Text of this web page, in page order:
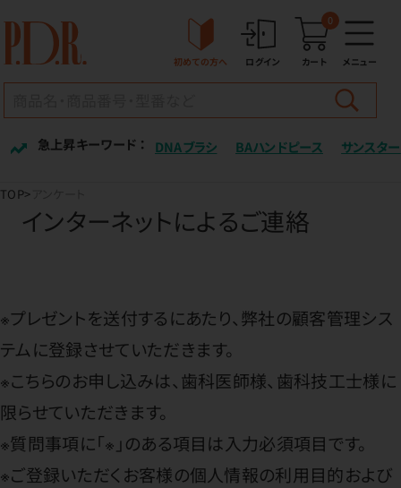
初めての方へ ログイン カート
0
メニュー
急上昇キーワード ： DNAブラシ BAハンドピース サンスター
TOP
インターネットによるご連絡
※プレゼントを送付するにあたり、弊社の顧客管理シス
テムに登録させていただきます。
※こちらのお申し込みは、歯科医師様、歯科技工士様に
限らせていただきます。
※質問事項に「※」のある項目は入力必須項目です。
※ご登録いただくお客様の個人情報の利用目的および